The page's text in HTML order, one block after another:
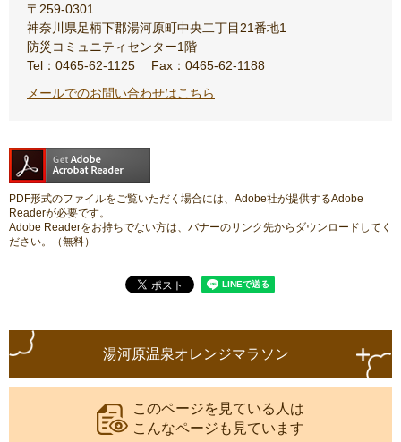
〒259-0301
神奈川県足柄下郡湯河原町中央二丁目21番地1
防災コミュニティセンター1階
Tel：0465-62-1125
Fax：0465-62-1188
メールでのお問い合わせはこちら
PDF形式のファイルをご覧いただく場合には、Adobe社が提供するAdobe
Readerが必要です。
Adobe Readerをお持ちでない方は、バナーのリンク先からダウンロードしてく
ださい。（無料）
湯河原温泉オレンジマラソン
このページを見ている人は
こんなページも見ています